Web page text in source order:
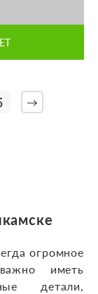
→
огромное
иметь
детали,